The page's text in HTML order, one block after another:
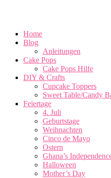
Home
Blog
Anleitungen
Cake Pops
Cake Pops Hilfe
DIY & Crafts
Cupcake Toppers
Sweet Table/Candy
Feiertage
4. Juli
Geburtstage
Weihnachten
Cinco de Mayo
Ostern
Ghana’s
Halloween
Mother’s Day